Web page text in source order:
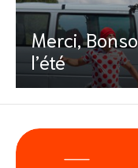
Merci,
l’été